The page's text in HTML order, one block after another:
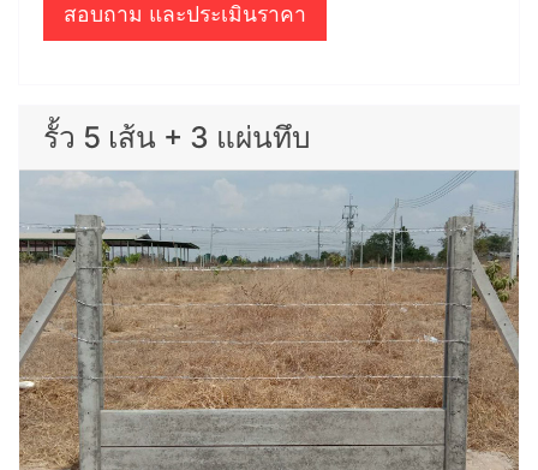
สอบถาม และประเมินราคา
รั้ว 5 เส้น + 3 แผ่นทึบ